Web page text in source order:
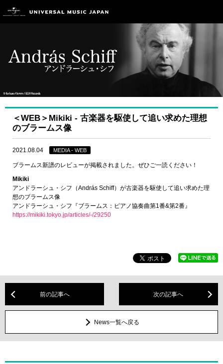
＜WEB＞Mikiki ‐ 古楽器を駆使して追い求めた理想
のブラームス像
2021.08.04 MEDIA - WEB
ブラームス新譜のレビューが掲載されました。ぜひご一読ください！
Mikiki
アンドラーシュ・シフ（András Schiff）が古楽器を駆使して追い求めた理
想のブラームス像
アンドラーシュ・シフ『ブラームス：ピアノ協奏曲第1番&第2番』
https://mikiki.tokyo.jp/articles/-/29250
前の記事へ 次の記事へ
News一覧へ戻る